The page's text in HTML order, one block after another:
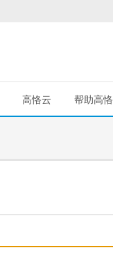
高恪云 帮助高恪